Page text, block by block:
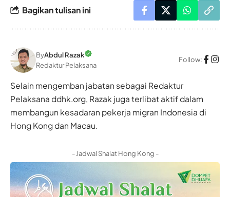
Bagikan tulisan ini
ByAbdul Razak
Redaktur Pelaksana
Follow:
Selain mengemban jabatan sebagai Redaktur
Pelaksana ddhk.org, Razak juga terlibat aktif dalam
membangun kesadaran pekerja migran Indonesia di
Hong Kong dan Macau.
- Jadwal Shalat Hong Kong -